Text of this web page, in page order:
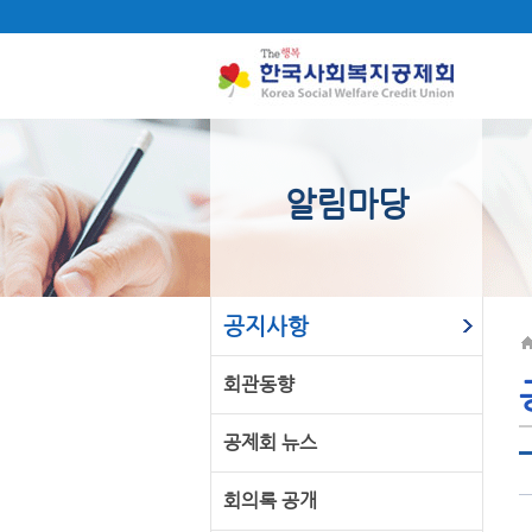
알림마당
공지사항
회관동향
공제회 뉴스
회의록 공개